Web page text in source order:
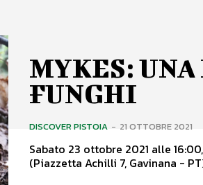
MYKES:
FUNGHI
DISCOVER PISTOIA - 21 OTTOBRE 2021
Sabato 23 ottobre 2021 alle
(Piazzetta Achilli 7, Gavinana -